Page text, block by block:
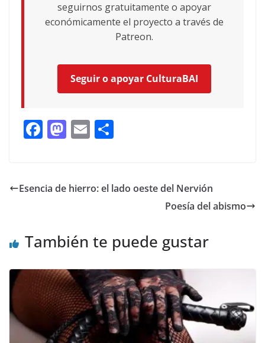
seguirnos gratuitamente o apoyar
económicamente el proyecto a través de
Patreon.
Seguir o apoyar CulturaBAI
F
b
k
M
d
E
l p
r
Esencia de hierro: el lado oeste del Nervión
Poesía del abismo
También te puede gustar